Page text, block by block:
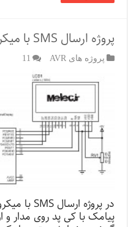
پروژه ارسال SMS با میکروکنترلر و ماژول RF
پروژه های AVR 11